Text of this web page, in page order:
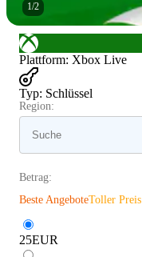
1/2
Plattform: Xbox Live
Typ: Schlüssel
Region:
Betrag:
Beste AngeboteToller Preis
25EUR